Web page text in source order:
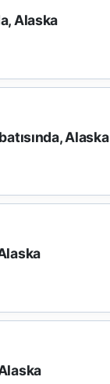
Alaska
Alaska